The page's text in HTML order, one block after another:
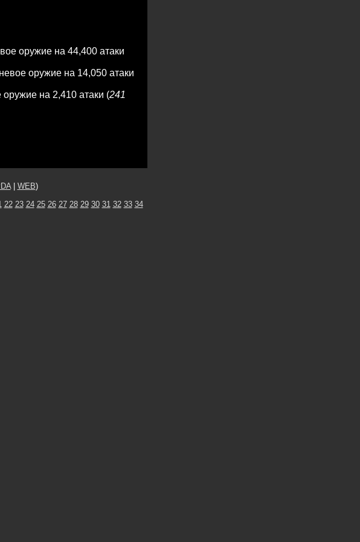
оружие на 44,400 атаки
оружие на 14,050 атаки
оружие на 2,410 атаки (241
| WEB)
22 23 24 25 26 27 28 29 30 31 32 33 34